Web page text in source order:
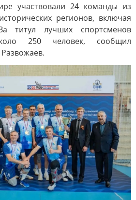
участвовали 24 команды из
регионов, включая
титул лучших спортсменов
250 человек, сообщил